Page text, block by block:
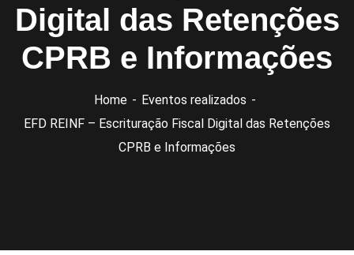
Digital das Retenções
CPRB e Informações
Home
Eventos realizados
EFD REINF – Escrituração Fiscal Digital das Retenções
CPRB e Informações